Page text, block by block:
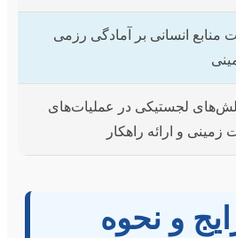
منابع انسانی بر آمادگی رزمی
لجستیکی در عملیات‌های
و ارائه راهکار
و نحوه